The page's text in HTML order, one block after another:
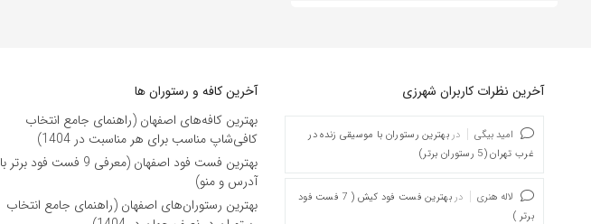
آخرین نظرات کاربران شهرزی
امید بیگی در بهترین رستوران با موسیقی زنده در
غرب تهران (5 رستوران برتر)
لاله هنری در
بهترین فست فود کیش ( 7 فست فود
برتر )
آخرین کافه و رستوران ها
بهترین کافه‌های اصفهان (راهنمای جامع انتخاب
کافی‌شاپ مناسب برای هر مناسبت در 1404)
بهترین فست فود اصفهان (معرفی 9 فست فود برتر با
آدرس و منو)
بهترین رستوران‌های اصفهان (راهنمای جامع انتخاب